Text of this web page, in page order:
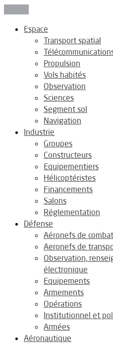
Espace
Transport spatial
Propulsion
Vols habités
Observation
Sciences
Segment sol
Navigation
Industrie
Groupes
Constructeurs
Equipementiers
Hélicoptéristes
Financements
Salons
Réglementation
Défense
Aéronefs de combat
Aeronefs de
Observation,
électronique
Equipements
Armements
Opérations
Institutionnel et
Armées
Aéronautique